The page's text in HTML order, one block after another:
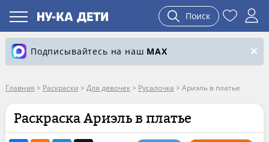
Поиск
Подписывайтесь на наш MAX
Главная > Раскраски > Для девочек> Русалочка > Ариэль в платье
Раскраска Ариэль в платье